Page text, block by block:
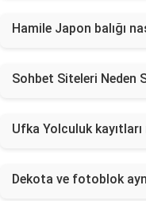
Hamile Japon balığı
Sohbet Siteleri Neden
Ufka Yolculuk
Dekota ve fotoblok